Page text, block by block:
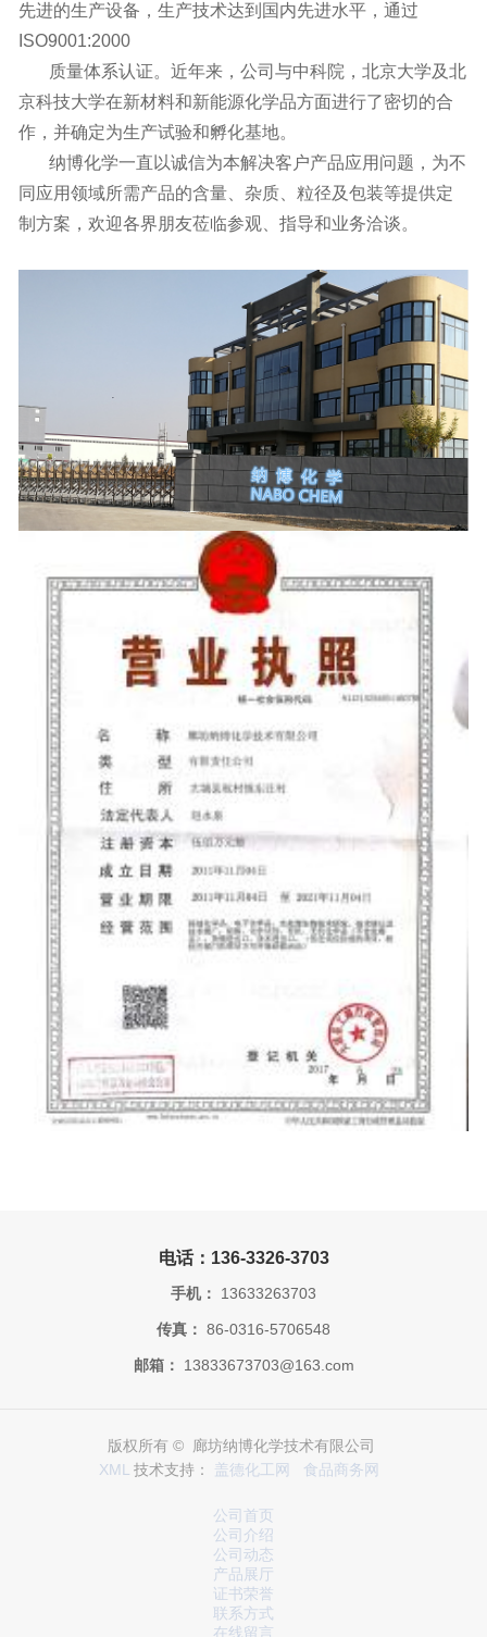
先进的生产设备，生产技术达到国内先进水平，通过
ISO9001:2000
质量体系认证。近年来，公司与中科院，北京大学及北
京科技大学在新材料和新能源化学品方面进行了密切的合
作，并确定为生产试验和孵化基地。
纳博化学一直以诚信为本解决客户产品应用问题，为不
同应用领域所需产品的含量、杂质、粒径及包装等提供定
制方案，欢迎各界朋友莅临参观、指导和业务洽谈。
电话：136-3326-3703
手机： 13633263703
传真： 86-0316-5706548
邮箱： 13833673703@163.com
版权所有 © 廊坊纳博化学技术有限公司
XML 技术支持： 盖德化工网 食品商务网
公司首页
公司介绍
公司动态
产品展厅
证书荣誉
联系方式
在线留言